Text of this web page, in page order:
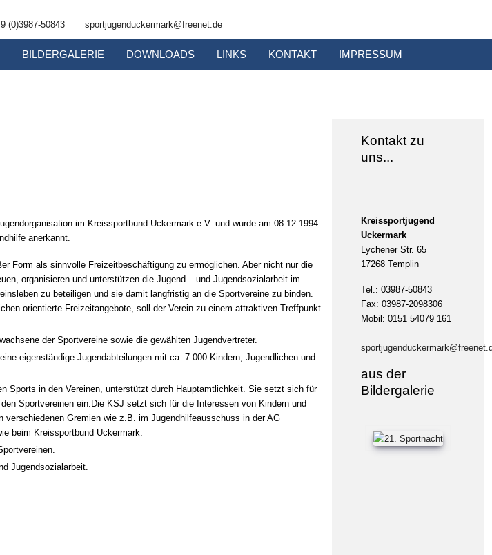
(0)3987-50843 sportjugenduckermark@freenet.de
BILDERGALERIE DOWNLOADS LINKS KONTAKT IMPRESSUM
im Kreissportbund Uckermark e.V. und wurde am 08.12.1994
anerkannt.
Form als sinnvolle Freizeitbeschäftigung zu ermöglichen. Aber nicht nur die
organisieren und unterstützen die Jugend – und Jugendsozialarbeit im
zu beteiligen und sie damit langfristig an die Sportvereine zu binden.
orientierte Freizeitangebote, soll der Verein zu einem attraktiven Treffpunkt
der Sportvereine sowie die gewählten Jugendvertreter.
eigenständige Jugendabteilungen mit ca. 7.000 Kindern, Jugendlichen und
Sports in den Vereinen, unterstützt durch Hauptamtlichkeit. Sie setzt sich für
Sportvereinen ein.Die KSJ setzt sich für die Interessen von Kindern und
Gremien wie z.B. im Jugendhilfeausschuss in der AG
beim Kreissportbund Uckermark.
Jugendsozialarbeit.
Kontakt zu
uns...
Kreissportjugend
Uckermark
Lychener Str. 65
17268 Templin
Tel.: 03987-50843
Fax: 03987-2098306
Mobil: 0151 54079 161
aus der
Bildergalerie